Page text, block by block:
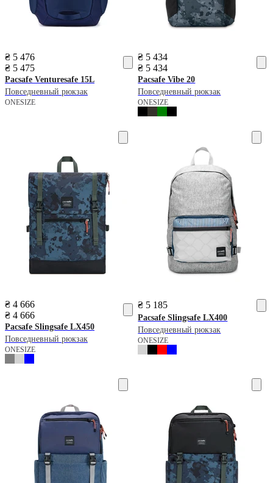
₴ 5 476
₴ 5 475
Pacsafe Venturesafe 15L
Повседневный рюкзак
ONESIZE
₴ 5 434
₴ 5 434
Pacsafe Vibe 20
Повседневный рюкзак
ONESIZE
₴ 4 666
₴ 4 666
Pacsafe Slingsafe LX450
Повседневный рюкзак
ONESIZE
₴ 5 185
Pacsafe Slingsafe LX400
Повседневный рюкзак
ONESIZE